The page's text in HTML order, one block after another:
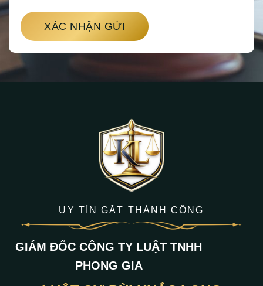
XÁC NHẬN GỬI
UY TÍN GẶT THÀNH CÔNG
GIÁM ĐỐC CÔNG TY LUẬT TNHH
PHONG GIA